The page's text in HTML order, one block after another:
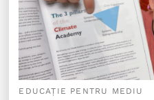
EDUCAȚIE PENTRU MEDIU